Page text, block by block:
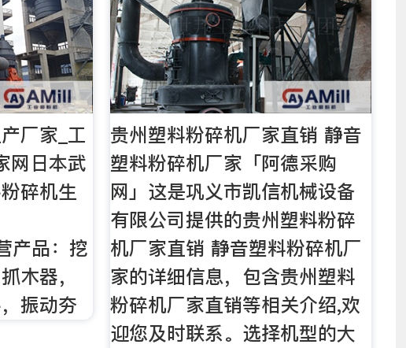
厂家_工
网日本武
碎机生
产品：挖
木器，
振动夯
贵州塑料粉碎机厂家直销 静音
塑料粉碎机厂家「阿德采购
网」这是巩义市凯信机械设备
有限公司提供的贵州塑料粉碎
机厂家直销 静音塑料粉碎机厂
家的详细信息，包含贵州塑料
粉碎机厂家直销等相关介绍,欢
迎您及时联系。选择机型的大